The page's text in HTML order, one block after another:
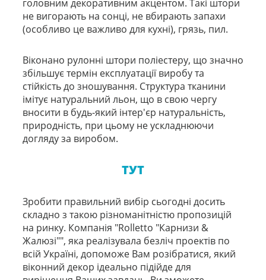
головним декоративним акцентом. Такі штори
не вигорають на сонці, не вбирають запахи
(особливо це важливо для кухні), грязь, пил.
Віконано рулонні штори поліестеру, що значно
збільшує термін експлуатації виробу та
стійкість до зношування. Структура тканини
імітує натуральний льон, що в свою чергу
вносити в будь-який інтер'єр натуральність,
природність, при цьому не ускладнюючи
догляду за виробом.
ТУТ
Зробити правильний вибір сьогодні досить
складно з такою різноманітністю пропозицій
на ринку. Компанія "Rolletto "Карнизи &
Жалюзі"", яка реалізувала безліч проектів по
всій Україні, допоможе Вам розібратися, який
віконний декор ідеально підійде для